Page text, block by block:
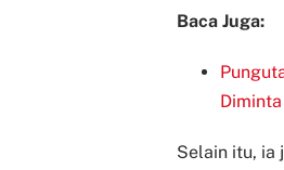
Baca Juga:
Selain itu, ia